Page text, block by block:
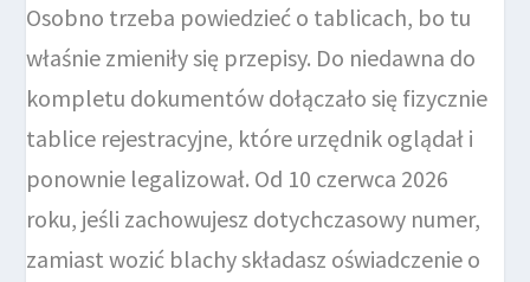
Osobno trzeba powiedzieć o tablicach, bo tu
właśnie zmieniły się przepisy. Do niedawna do
kompletu dokumentów dołączało się fizycznie
tablice rejestracyjne, które urzędnik oglądał i
ponownie legalizował. Od 10 czerwca 2026
roku, jeśli zachowujesz dotychczasowy numer,
zamiast wozić blachy składasz oświadczenie o